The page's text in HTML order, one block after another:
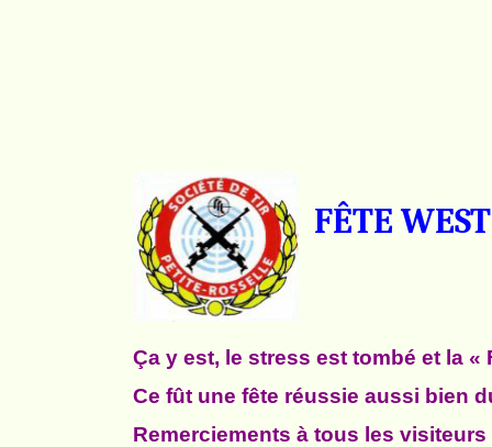
FÊTE
Ça y est, le stress est tombé et la «
Ce fût une fête réussie aussi bien
Remerciements à tous les